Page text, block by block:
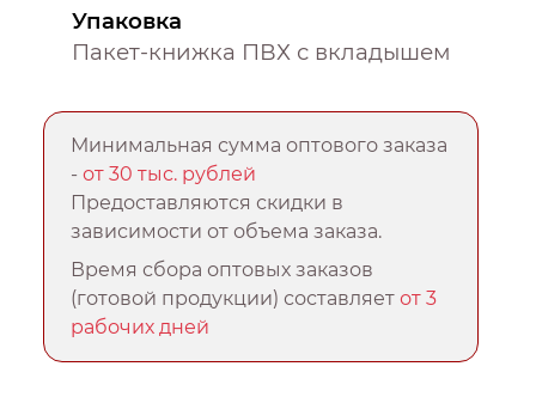
Упаковка
Пакет-книжка ПВХ с вкладышем
Минимальная сумма оптового заказа
-от 30 тыс. рублей
Предоставляются скидки в
зависимости от объема заказа.
Время сбора оптовых заказов
(готовой продукции) составляетот 3
рабочих дней